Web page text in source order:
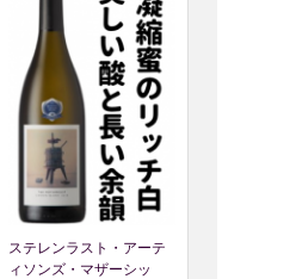
ステレンラスト・アーテ
ィソンズ・マザーシッ